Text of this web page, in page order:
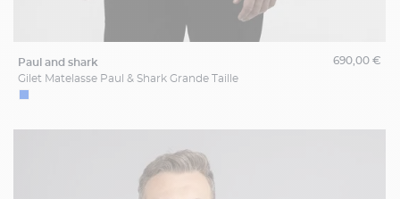
paul and shark
Gilet Matelasse Paul & Shark Grande Taille
690,00 €